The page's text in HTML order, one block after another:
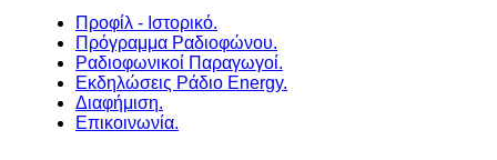
Προφίλ - Ιστορικό.
Πρόγραμμα Ραδιοφώνου.
Ραδιοφωνικοί Παραγωγοί.
Εκδηλώσεις Ράδιο Energy.
Διαφήμιση.
Επικοινωνία.